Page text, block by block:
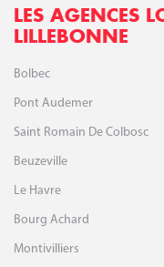
LES AGENCES
LILLEBONNE
Bolbec
Pont Audemer
Saint Romain De Colbosc
Beuzeville
Le Havre
Bourg Achard
Montivilliers